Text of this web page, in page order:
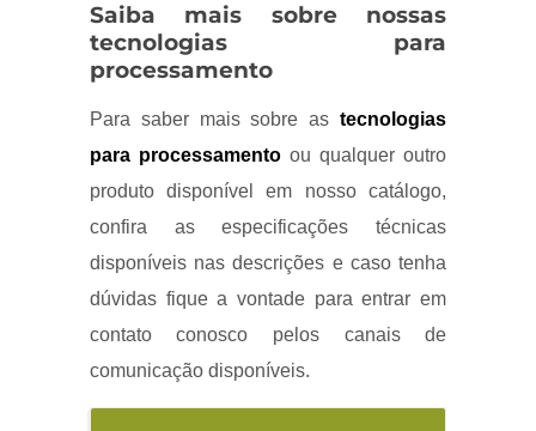
Saiba mais sobre nossas
tecnologias para
processamento
Para saber mais sobre astecnologias
para processamento ou qualquer outro
produto disponível em nosso catálogo,
confira as especificações técnicas
disponíveis nas descrições e caso tenha
dúvidas fique a vontade para entrar em
contato conosco pelos canais de
comunicação disponíveis.